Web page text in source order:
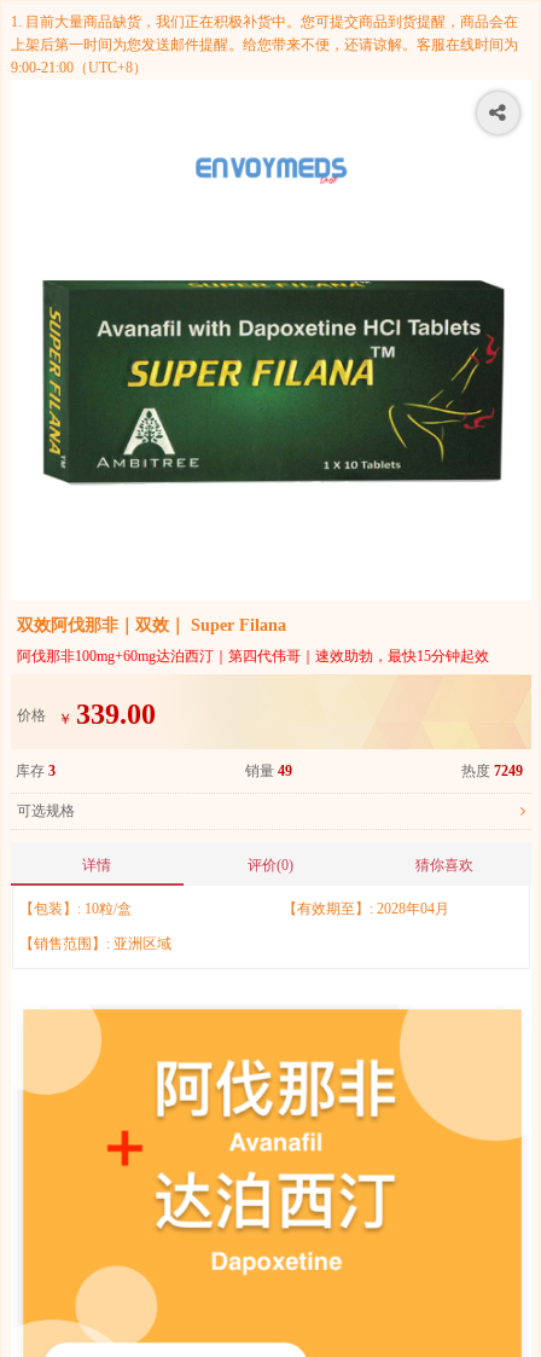
1. 目前大量商品缺货，我们正在积极补货中。您可提交商品到货提醒，商品会在
上架后第一时间为您发送邮件提醒。给您带来不便，还请谅解。客服在线时间为
9:00-21:00（UTC+8）
双效阿伐那非｜双效｜ Super Filana
阿伐那非100mg+60mg达泊西汀｜第四代伟哥｜速效助勃，最快15分钟起效
价格 ￥ 339.00
库存 3 销量 49 热度 7249
可选规格
详情 评价(0) 猜你喜欢
【包装】: 10粒/盒 【有效期至】: 2028年04月
【销售范围】: 亚洲区域